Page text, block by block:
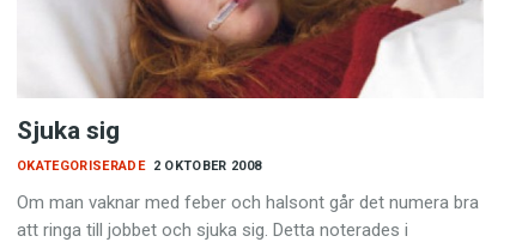
Sjuka sig
2 OKTOBER 2008
OKATEGORISERADE
Om man vaknar med feber och halsont går det numera bra
att ringa till jobbet och sjuka sig. Detta noterades i